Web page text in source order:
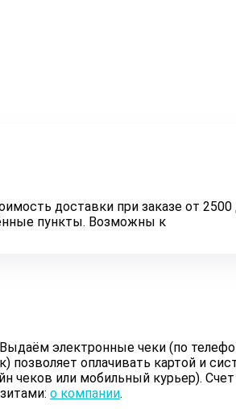
доставки при заказе от 2500
пункты. Возможны к
электронные чеки (по
оплачивать картой и
чеков или мобильный курьер).
о компании.